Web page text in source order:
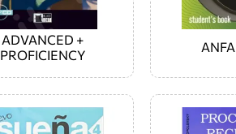
ADVANCED +
PROFICIENCY